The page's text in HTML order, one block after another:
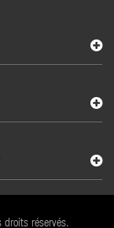
droits réservés.